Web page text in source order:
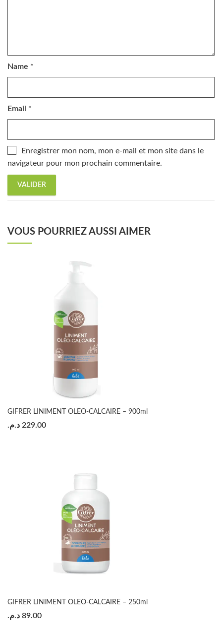
Name *
Email *
Enregistrer mon nom, mon e-mail et mon site dans le
navigateur pour mon prochain commentaire.
VOUS POURRIEZ AUSSI AIMER
GIFRER LINIMENT OLEO-CALCAIRE – 900ml
229.00 د.م.
GIFRER LINIMENT OLEO-CALCAIRE – 250ml
89.00 د.م.